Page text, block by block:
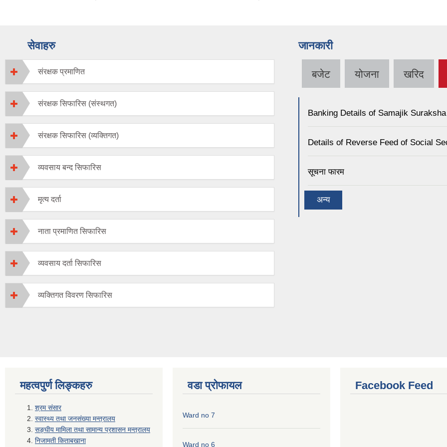
सेवाहरु
संरक्षक प्रमाणित
संरक्षक सिफारिस (संस्थगत)
संरक्षक सिफारिस (व्यक्तिगत)
व्यवसाय बन्द सिफारिस
मृत्य दर्ता
नाता प्रमाणित सिफारिस
व्यवसाय दर्ता सिफारिस
व्यक्तिगत विवरण सिफारिस
जानकारी
बजेट योजना खरिद
Banking Details of Samajik
Details of Reverse Feed of Social
सूचना फारम
अन्य
महत्वपुर्ण लिङ्कहरु
श्रम संसार
स्वास्थ्य तथा जनसंख्या मन्त्रालय
सङ्घीय मामिला तथा सामान्य प्रशासन मन्त्रालय
निजामती किताबखाना
वडा प्रोफायल
Ward no 7
Ward no 6
Facebook Feed